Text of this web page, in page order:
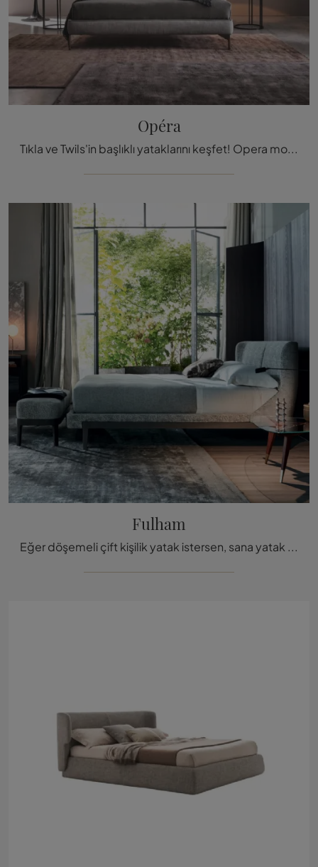
Opéra
Tıkla ve Twils'in başlıklı yataklarını keşfet! Opera modeli kumaş versiyonunda çift kişilik seç
Fulham
Eğer döşemeli çift kişilik yatak istersen, sana yatak odasını değerlendirmek için Fulham modeli kuma